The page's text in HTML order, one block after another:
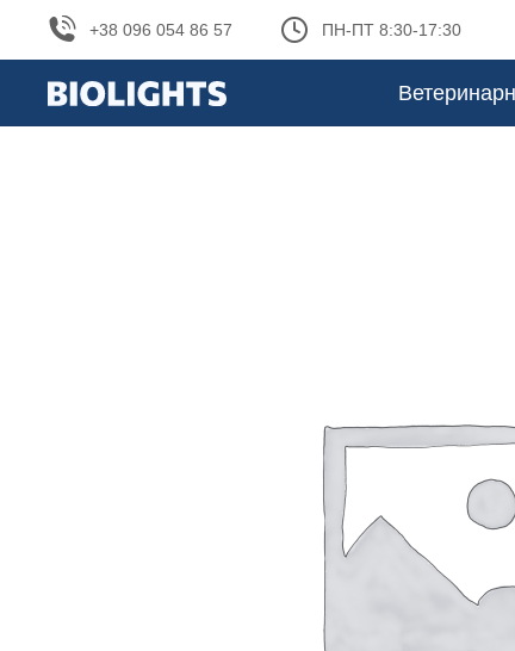
+38 096 054 86 57 ПН-ПТ 8:30-17:30